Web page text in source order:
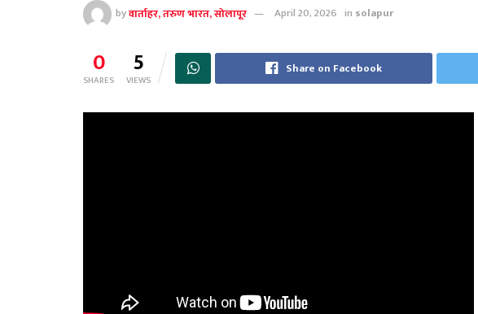
byवार्ताहर, तरुण भारत, सोलापूर April 20, 2026 in solapur
0
SHARES 5
VIEWS
Share on Facebook